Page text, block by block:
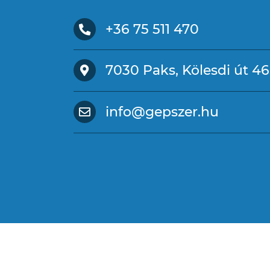
+36 75 511 470
7030 Paks, Kölesdi út
info@gepszer.hu